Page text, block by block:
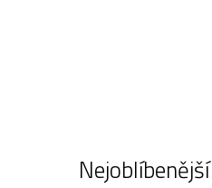
Nejoblíbenější